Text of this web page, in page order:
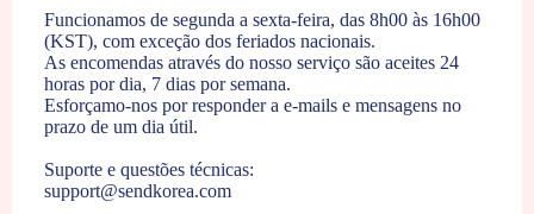
Funcionamos de segunda a sexta-feira, das 8h00 às 16h00
(KST), com exceção dos feriados nacionais.
As encomendas através do nosso serviço são aceites 24
horas por dia, 7 dias por semana.
Esforçamo-nos por responder a e-mails e mensagens no
prazo de um dia útil.
Suporte e questões técnicas:
support@sendkorea.com